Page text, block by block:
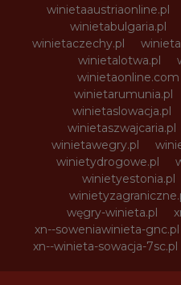
winietaaustriaonline.pl
winietabulgaria.pl
winietaczechy.pl
winietalotwa.pl
winietaonline.com
winietarumunia.pl
winietaslowacja.pl
winietaszwajcaria.pl
winietawegry.pl
winietydrogowe.pl
winietyestonia.pl
węgry-winieta.pl
xn--soweniawinieta-gnc.pl
xn--winieta-sowacja-7sc.pl